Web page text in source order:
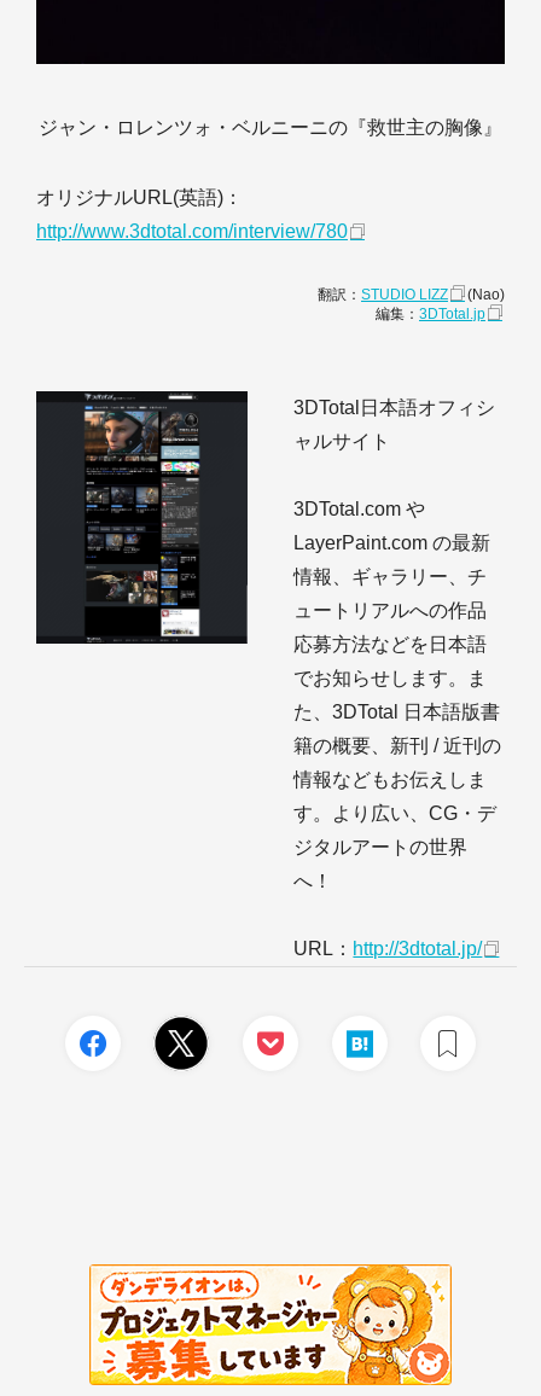
ジャン・ロレンツォ・ベルニーニの『救世主の胸像』
オリジナルURL(英語)：
http://www.3dtotal.com/interview/780
翻訳： STUDIO LIZZ
(Nao)
編集： 3DTotal.jp
3DTotal日本語オフィシ
ャルサイト
3DTotal.com や
LayerPaint.com の最新
情報、ギャラリー、チ
ュートリアルへの作品
応募方法などを日本語
でお知らせします。ま
た、3DTotal 日本語版書
籍の概要、新刊 / 近刊の
情報などもお伝えしま
す。より広い、CG・デ
ジタルアートの世界
へ！
URL： http://3dtotal.jp/